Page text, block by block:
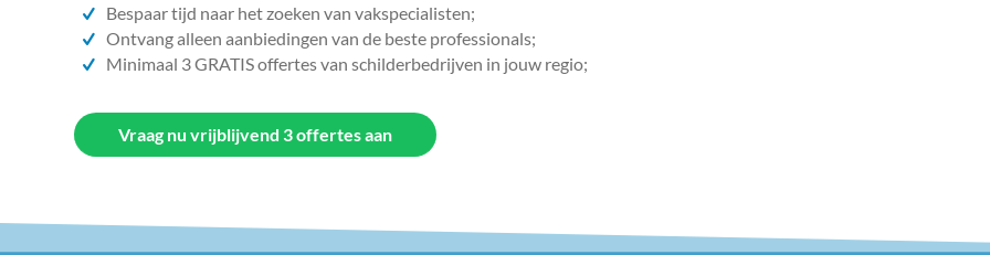
Bespaar tijd naar het zoeken van vakspecialisten;
Ontvang alleen aanbiedingen van de beste professionals;
Minimaal 3 GRATIS offertes van schilderbedrijven in jouw regio;
Vraag nu vrijblijvend 3 offertes aan